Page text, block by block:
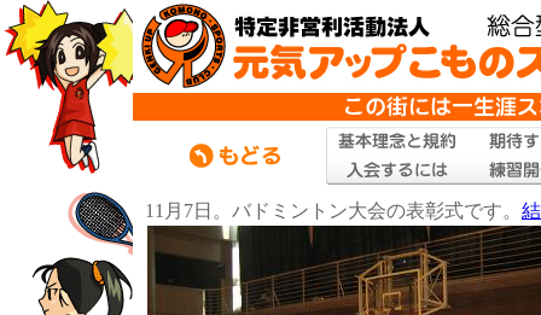
11月7日。バドミントン大会の表彰式です。